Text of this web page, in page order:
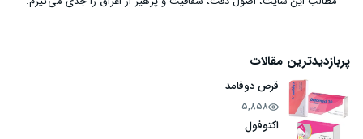
پربازدیدترین مقالات
قرص دوفامد
5,858
اکتوفول